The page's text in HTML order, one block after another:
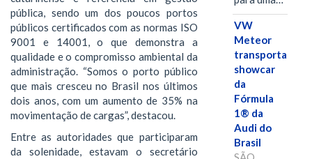
pública, sendo um dos poucos portos
públicos certificados com as normas ISO
9001 e 14001, o que demonstra a
qualidade e o compromisso ambiental da
administração. “Somos o porto público
que mais cresceu no Brasil nos últimos
dois anos, com um aumento de 35% na
movimentação de cargas”, destacou.
Entre as autoridades que participaram
da solenidade, estavam o secretário
VW
Meteor
transporta
showcar
da
Fórmula
1® da
Audi do
Brasil